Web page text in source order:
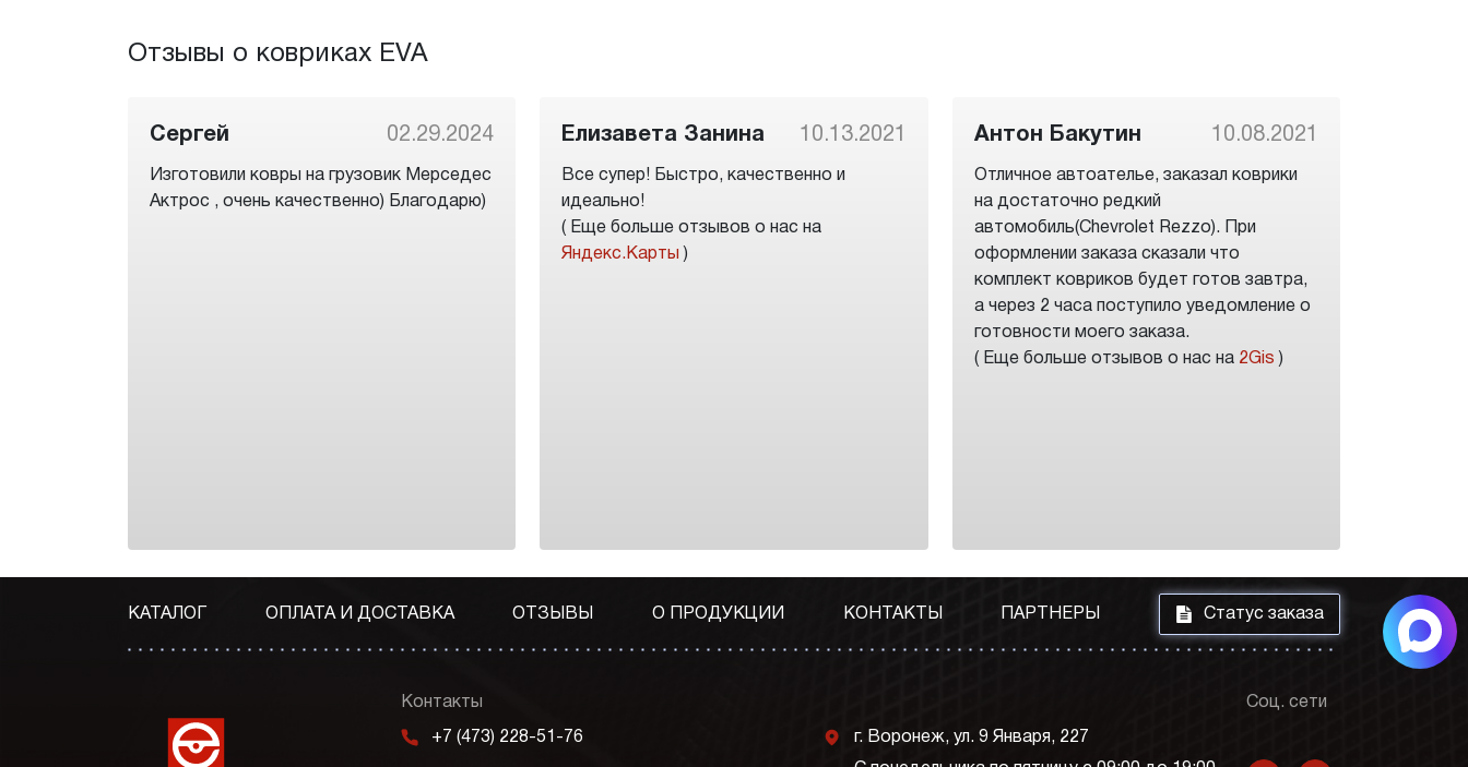
Отзывы о ковриках EVA
Сергей 02.29.2024
Изготовили ковры на грузовик Мерседес
Актрос , очень качественно) Благодарю)
Елизавета Занина 10.13.2021
Все супер! Быстро, качественно и
идеально!
( Еще больше отзывов о нас на
Яндекс.Карты )
Антон Бакутин 10.08.2021
Отличное автоателье, заказал коврики
на достаточно редкий
автомобиль(Chevrolet Rezzo). При
оформлении заказа сказали что
комплект ковриков будет готов завтра,
а через 2 часа поступило уведомление о
готовности моего заказа.
( Еще больше отзывов о нас на 2Gis )
КАТАЛОГ ОПЛАТА И ДОСТАВКА ОТЗЫВЫ О ПРОДУКЦИИ КОНТАКТЫ ПАРТНЕРЫ i Статус заказа
Контакты
m +7 (473) 228-51-76 j г. Воронеж, ул. 9 Января, 227
Соц. сети